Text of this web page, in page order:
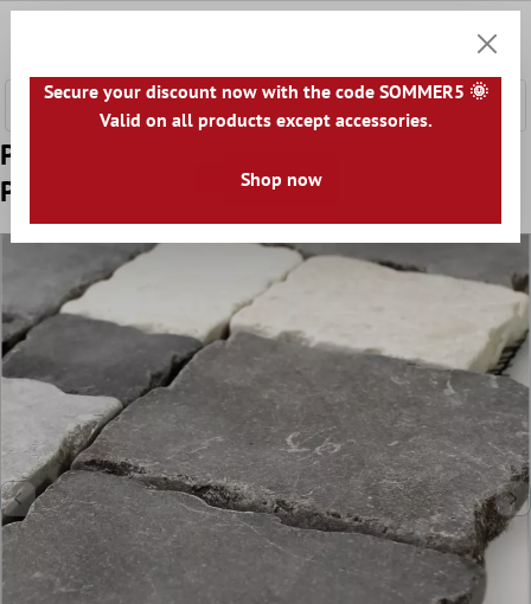
Padrão de Azulejo Mosaico Pedra Natural
Preto Cinza Bege
Secure your discount now with the code SOMMER5 🌞
Valid on all products except accessories.
Shop now